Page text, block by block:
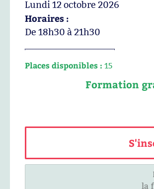
Lundi 12 octobre 2026
Horaires :
De 18h30 à 21h30
Places disponibles : 15
Formation
la